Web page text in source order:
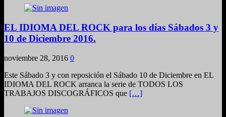
EL IDIOMA DEL ROCK para los días Sábados 3 y
10 de Diciembre 2016.
noviembre 28, 2016 0
Este Sábado 3 y con reposición el Sábado 10 de Diciembre en EL
IDIOMA DEL ROCK arranca la serie de TODOS LOS
TRABAJOS DISCOGRÁFICOS que […]